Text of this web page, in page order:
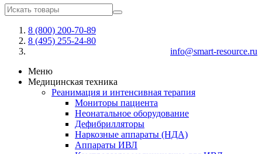
8 (800) 200-70-89
8 (495) 255-24-80
info@smart-resource.ru
Меню
Медицинская техника
Реанимация и интенсивная терапия
Мониторы пациента
Неонатальное оборудование
Дефибрилляторы
Наркозные аппараты (НДА)
Аппараты ИВЛ